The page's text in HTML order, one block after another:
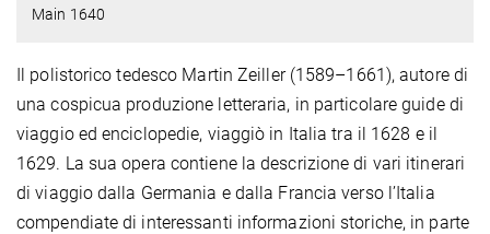
Main 1640
Il polistorico tedesco Martin Zeiller (1589–1661), autore di
una cospicua produzione letteraria, in particolare guide di
viaggio ed enciclopedie, viaggiò in Italia tra il 1628 e il
1629. La sua opera contiene la descrizione di vari itinerari
di viaggio dalla Germania e dalla Francia verso l’Italia
compendiate di interessanti informazioni storiche, in parte